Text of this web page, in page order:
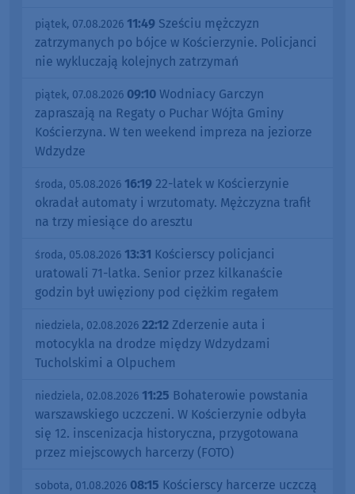
piątek, 07.08.2026 11:49 Sześciu mężczyzn
zatrzymanych po bójce w Kościerzynie. Policjanci
nie wykluczają kolejnych zatrzymań
piątek, 07.08.2026 09:10 Wodniacy Garczyn
zapraszają na Regaty o Puchar Wójta Gminy
Kościerzyna. W ten weekend impreza na jeziorze
Wdzydze
środa, 05.08.2026 16:19 22-latek w Kościerzynie
okradał automaty i wrzutomaty. Mężczyzna trafił
na trzy miesiące do aresztu
środa, 05.08.2026 13:31 Kościerscy policjanci
uratowali 71-latka. Senior przez kilkanaście
godzin był uwięziony pod ciężkim regałem
niedziela, 02.08.2026 22:12 Zderzenie auta i
motocykla na drodze między Wdzydzami
Tucholskimi a Olpuchem
niedziela, 02.08.2026 11:25 Bohaterowie powstania
warszawskiego uczczeni. W Kościerzynie odbyła
się 12. inscenizacja historyczna, przygotowana
przez miejscowych harcerzy (FOTO)
sobota, 01.08.2026 08:15 Kościerscy harcerze uczczą